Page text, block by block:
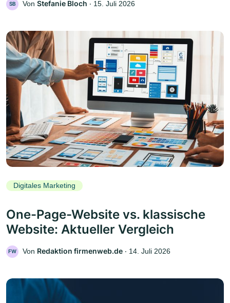
SB Von Stefanie Bloch ‧ 15. Juli 2026
Digitales Marketing
One-Page-Website vs. klassische
Website: Aktueller Vergleich
FW Von Redaktion firmenweb.de ‧ 14. Juli 2026